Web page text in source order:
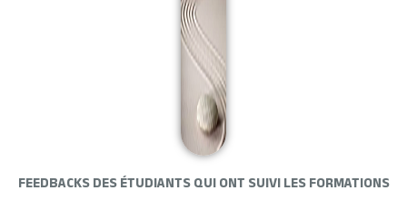
FEEDBACKS DES ÉTUDIANTS QUI ONT SUIVI LES FORMATIONS